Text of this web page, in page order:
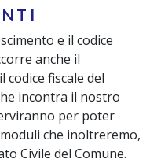
e il codice
anche il
fiscale del
incontra il nostro
per poter
che inoltreremo,
Civile del Comune.